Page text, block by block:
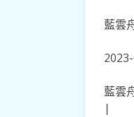
藍雲
藍雲
|